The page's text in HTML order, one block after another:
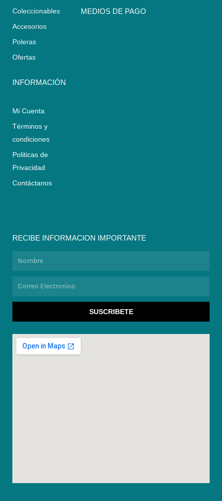
Coleccionables
Accesorios
Poleras
Ofertas
INFORMACIÓN
Mi Cuenta
Términos y
condiciones
Politicas de
Privacidad
Contáctanos
s
a
b
MEDIOS DE PAGO
RECIBE INFORMACION IMPORTANTE
SUSCRIBETE